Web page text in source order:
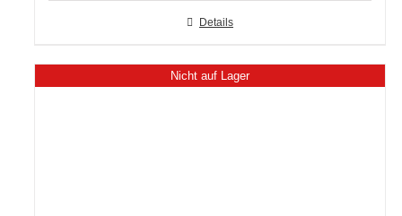
Details
Nicht auf Lager